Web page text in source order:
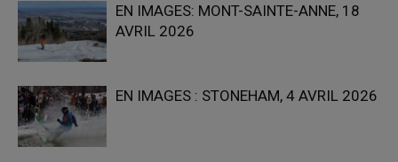
EN IMAGES: MONT-SAINTE-ANNE, 18
AVRIL 2026
EN IMAGES : STONEHAM, 4 AVRIL 2026